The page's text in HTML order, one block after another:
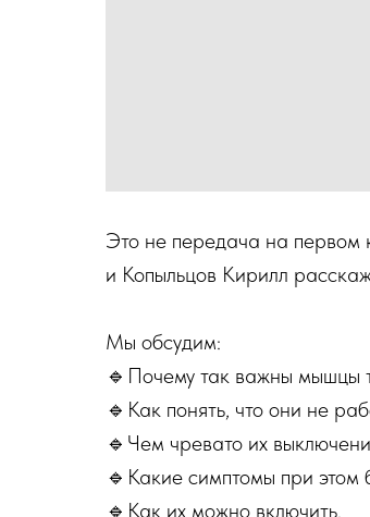
Это не передача на
и Копыльцов Кирилл
Мы обсудим:
🔹Почему так важны мышцы
🔹Как понять, что они не
🔹Чем чревато их
🔹Какие симптомы при этом
🔹Как их можно включить.